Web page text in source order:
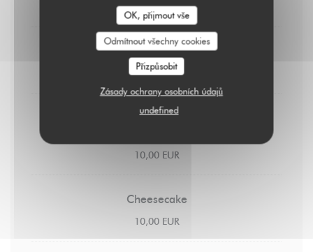
OK, přijmout vše
Odmítnout všechny cookies
Přizpůsobit
Zásady ochrany osobních údajů
undefined
8,00 EUR
Crème brûlée
9,00 EUR
Pain perdu
10,00 EUR
Cheesecake
10,00 EUR